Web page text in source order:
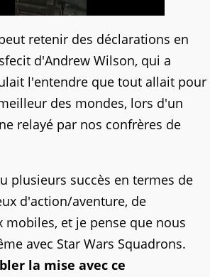
retenir des déclarations en
d'Andrew Wilson, qui a
l'entendre que tout allait pour
des mondes, lors d'un
relayé par nos confrères de
plusieurs succès en termes de
d'action/aventure, de
mobiles, et je pense que nous
avec Star Wars Squadrons.
la mise avec ce